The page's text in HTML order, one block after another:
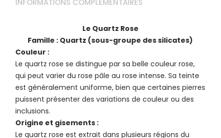
INFORMATIONS COMPLÉMENTAIRES
Le Quartz Rose
Famille : Quartz (sous-groupe des silicates)
Couleur :
Le quartz rose se distingue par sa belle couleur rose,
qui peut varier du rose pâle au rose intense. Sa teinte
est généralement uniforme, bien que certaines pierres
puissent présenter des variations de couleur ou des
inclusions.
Origine et gisements :
Le quartz rose est extrait dans plusieurs régions du